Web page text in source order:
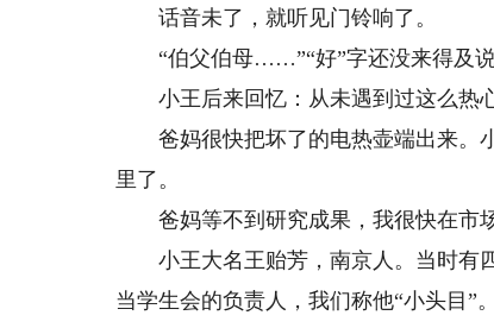
话音未了，就听见门铃响了。
“伯父伯母……”“好”字还没来得及说
小王后来回忆：从未遇到过这么热心
爸妈很快把坏了的电热壶端出来。小
里了。
爸妈等不到研究成果，我很快在市场
小王大名王贻芳，南京人。当时有
当学生会的负责人，我们称他“小头目”